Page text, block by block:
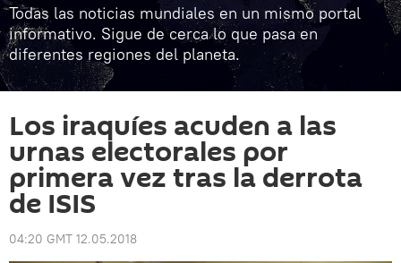
Todas las noticias mundiales en un mismo portal
informativo. Sigue de cerca lo que pasa en
diferentes regiones del planeta.
Los iraquíes acuden a las
urnas electorales por
primera vez tras la derrota
de ISIS
04:20 GMT 12.05.2018